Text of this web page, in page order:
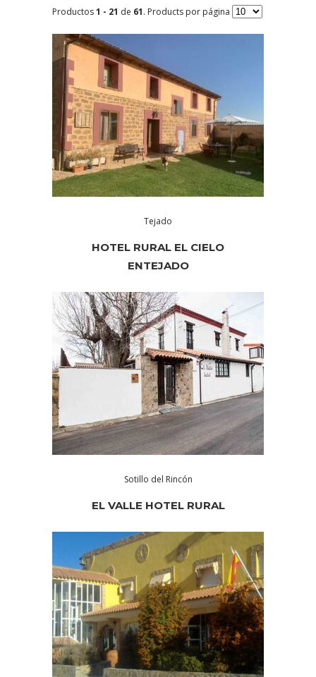
Productos1 - 21 de 61. Products por página
Tejado
HOTEL RURAL EL CIELO
ENTEJADO
Sotillo del Rincón
EL VALLE HOTEL RURAL